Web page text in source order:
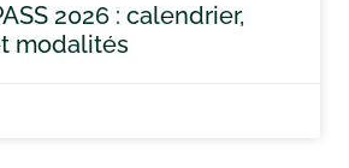
2026 : calendrier,
modalités